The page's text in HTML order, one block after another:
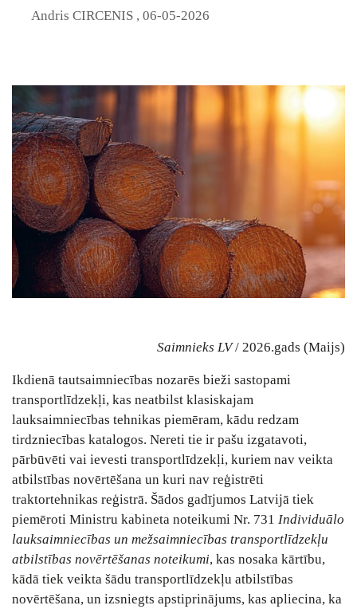
Andris CIRCENIS , 06-05-2026
Saimnieks LV/ 2026.gads (Maijs)
Ikdienā tautsaimniecības nozarēs bieži sastopami
transportlīdzekļi, kas neatbilst klasiskajam
lauksaimniecības tehnikas piemēram, kādu redzam
tirdzniecības katalogos. Nereti tie ir pašu izgatavoti,
pārbūvēti vai ievesti transportlīdzekļi, kuriem nav veikta
atbilstības novērtēšana un kuri nav reģistrēti
traktortehnikas reģistrā. Šādos gadījumos Latvijā tiek
piemēroti Ministru kabineta noteikumi Nr. 731 Individuālo
lauksaimniecības un mežsaimniecības transportlīdzekļu
atbilstības novērtēšanas noteikumi, kas nosaka kārtību,
kādā tiek veikta šādu transportlīdzekļu atbilstības
novērtēšana, un izsniegts apstiprinājums, kas apliecina, ka